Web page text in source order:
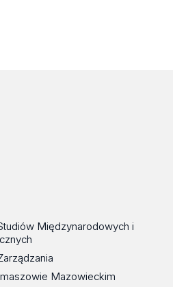
Międzynarodowych i
Mazowieckim